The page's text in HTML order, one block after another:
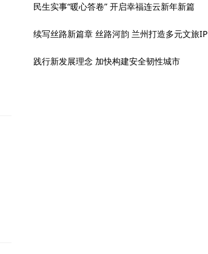
民生实事“暖心答卷” 开启幸福连云新年新篇
续写丝路新篇章 丝路河韵 兰州打造多元文旅IP
践行新发展理念 加快构建安全韧性城市